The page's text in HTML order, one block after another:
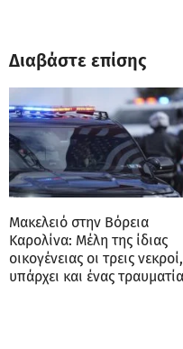
Διαβάστε επίσης
Μακελειό στην Βόρεια
Καρολίνα: Mέλη της ίδιας
οικογένειας οι τρεις νεκροί,
υπάρχει και ένας